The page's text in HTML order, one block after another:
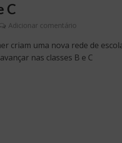
C
Adicionar comentário
criam uma nova rede de
nas classes B e C